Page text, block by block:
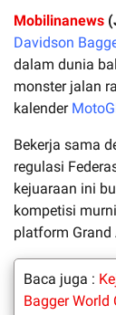
Mobilinanews
Davidson
dalam dunia
monster jalan
kalender
Bekerja sama
regulasi
kejuaraan ini
kompetisi
platform Grand
Baca juga :
Bagger World